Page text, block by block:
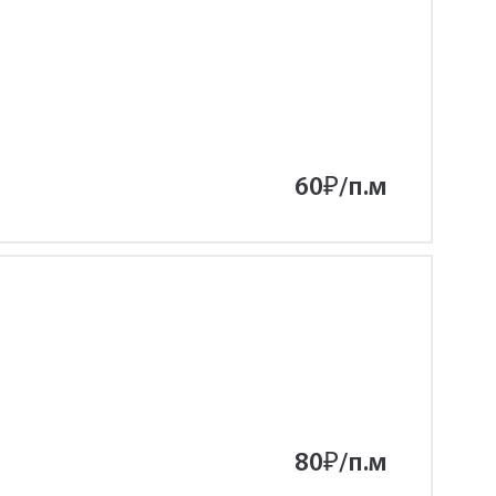
60₽/п.м
80₽/п.м